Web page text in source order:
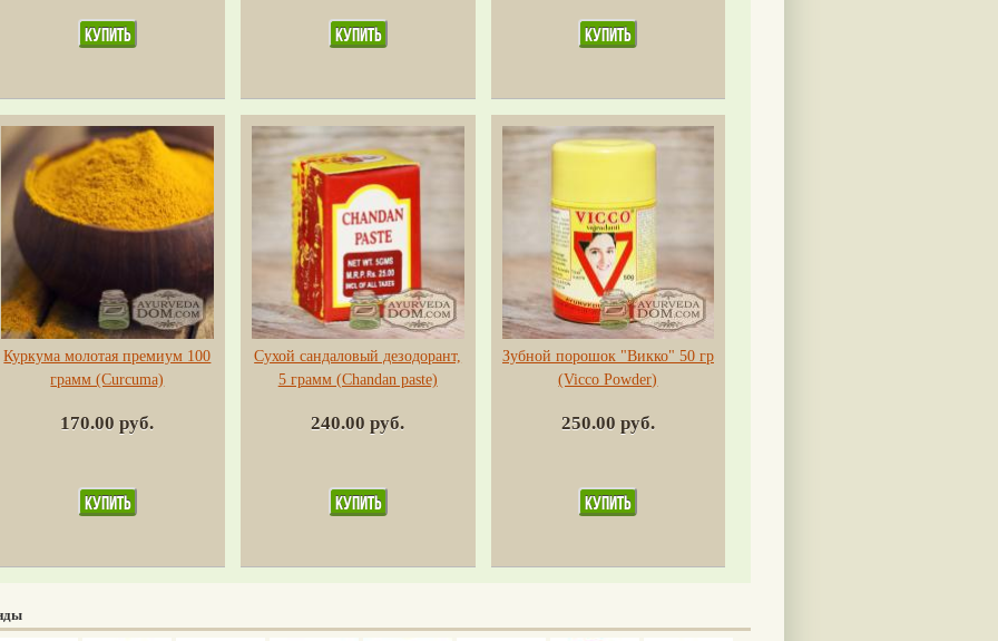
Куркума молотая премиум 100
грамм (Сurсuma)
170.00 руб.
Сухой сандаловый дезодорант,
5 грамм (Chandan paste)
240.00 руб.
Зубной порошок "Викко" 50 гр
(Vicco Powder)
250.00 руб.